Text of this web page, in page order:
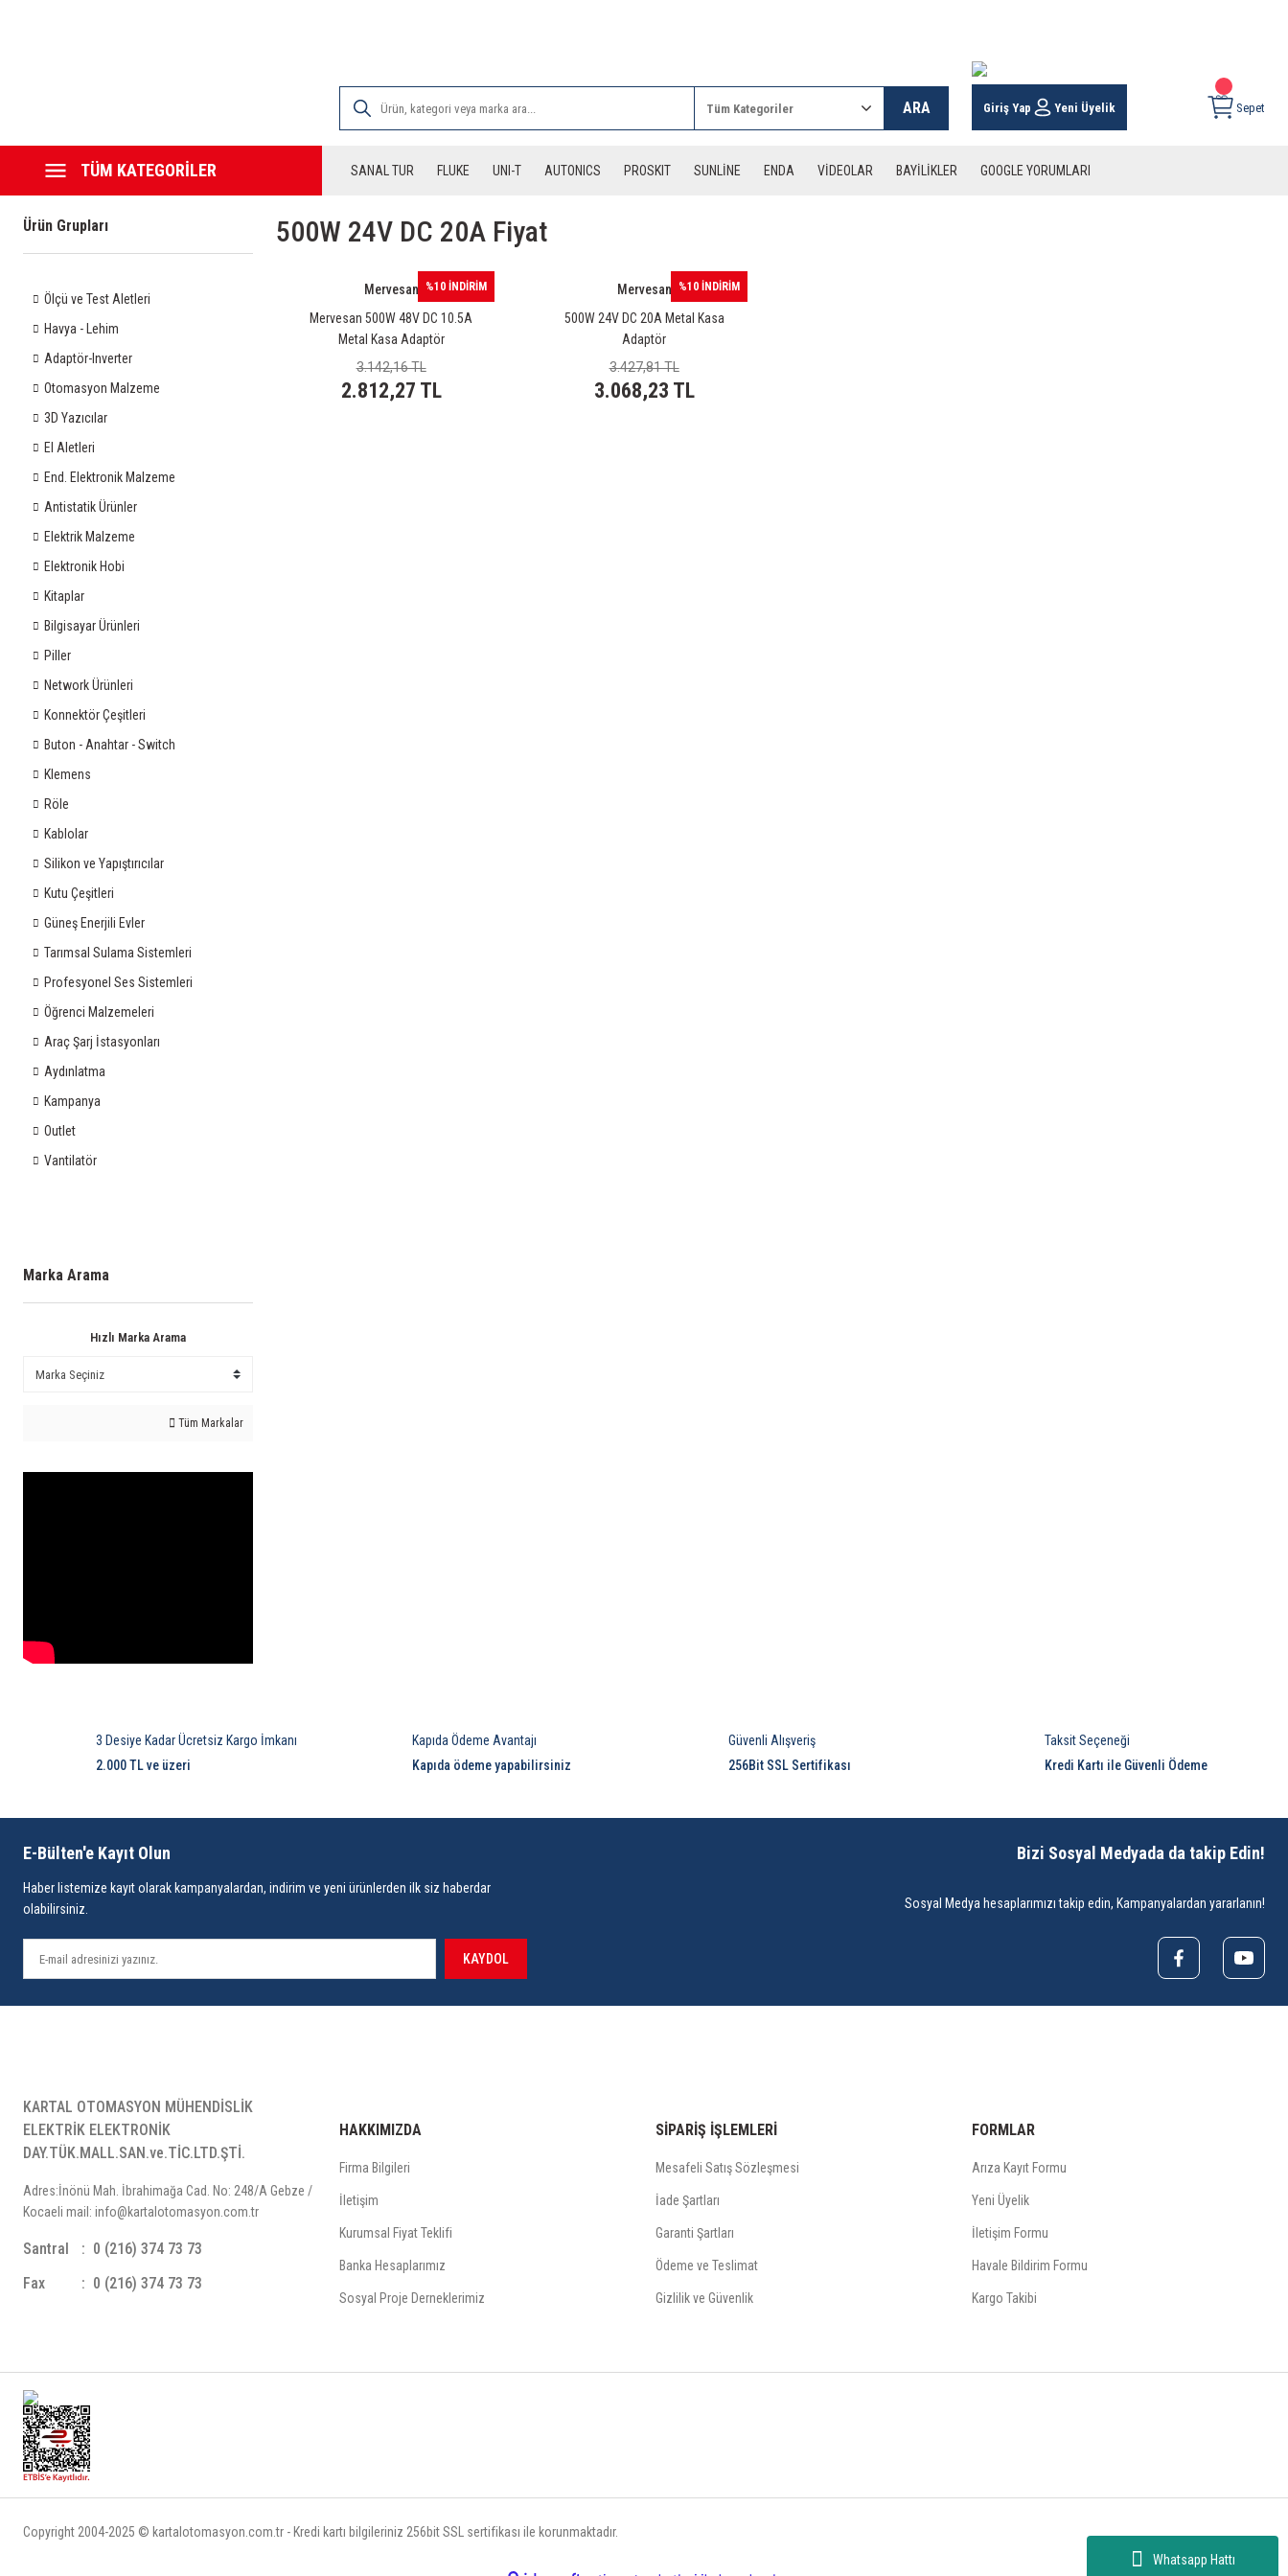
Whatsapp Hattı
ARA Giriş Yap Yeni Üyelik Sepet
TÜM KATEGORİLER SANAL TUR FLUKE UNI-T AUTONICS PROSKIT SUNLİNE ENDA VİDEOLAR BAYİLİKLER GOOGLE YORUMLARI
Ürün Grupları
Ölçü ve Test Aletleri
Havya - Lehim
Adaptör-Inverter
Otomasyon Malzeme
3D Yazıcılar
El Aletleri
End. Elektronik Malzeme
Antistatik Ürünler
Elektrik Malzeme
Elektronik Hobi
Kitaplar
Bilgisayar Ürünleri
Piller
Network Ürünleri
Konnektör Çeşitleri
Buton - Anahtar - Switch
Klemens
Röle
Kablolar
Silikon ve Yapıştırıcılar
Kutu Çeşitleri
Güneş Enerjili Evler
Tarımsal Sulama Sistemleri
Profesyonel Ses Sistemleri
Öğrenci Malzemeleri
Araç Şarj İstasyonları
Aydınlatma
Kampanya
Outlet
Vantilatör
Marka Arama
Hızlı Marka Arama
Tüm Markalar
500W 24V DC 20A Fiyat
%10 İNDİRİM
Mervesan
Mervesan 500W 48V DC 10.5A
Metal Kasa Adaptör
3.142,16 TL
2.812,27 TL
%10 İNDİRİM
Mervesan
500W 24V DC 20A Metal Kasa
Adaptör
3.427,81 TL
3.068,23 TL
3 Desiye Kadar Ücretsiz Kargo İmkanı
2.000 TL ve üzeri
Kapıda Ödeme Avantajı
Kapıda ödeme yapabilirsiniz
Güvenli Alışveriş
256Bit SSL Sertifikası
Taksit Seçeneği
Kredi Kartı ile Güvenli Ödeme
E-Bülten'e Kayıt Olun
Haber listemize kayıt olarak kampanyalardan, indirim ve yeni ürünlerden ilk siz haberdar
olabilirsiniz.
KAYDOL
Bizi Sosyal Medyada da takip Edin!
Sosyal Medya hesaplarımızı takip edin, Kampanyalardan yararlanın!
KARTAL OTOMASYON MÜHENDİSLİK
ELEKTRİK ELEKTRONİK
DAY.TÜK.MALL.SAN.ve.TİC.LTD.ŞTİ.
Adres:İnönü Mah. İbrahimağa Cad. No: 248/A Gebze /
Kocaeli mail: info@kartalotomasyon.com.tr
Santral
0 (216) 374 73 73
Fax
0 (216) 374 73 73
HAKKIMIZDA
Firma Bilgileri
İletişim
Kurumsal Fiyat Teklifi
Banka Hesaplarımız
Sosyal Proje Derneklerimiz
SİPARİŞ İŞLEMLERİ
Mesafeli Satış Sözleşmesi
İade Şartları
Garanti Şartları
Ödeme ve Teslimat
Gizlilik ve Güvenlik
FORMLAR
Arıza Kayıt Formu
Yeni Üyelik
İletişim Formu
Havale Bildirim Formu
Kargo Takibi
Copyright 2004-2025 © kartalotomasyon.com.tr - Kredi kartı bilgileriniz 256bit SSL sertifikası ile korunmaktadır.